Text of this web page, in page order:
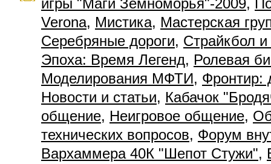
игры "Маги Земноморья"-2009,
Verona, Мистика, Мастерская
Серебряные дороги, Страйкбол и
Эпоха: Время Легенд, Ролевая
Моделирования МФТИ, Фронтир:
Новости и статьи, Кабачок
общение, Неигровое общение,
технических вопросов, Форум
Вархаммера 40К "Шепот Стужи",